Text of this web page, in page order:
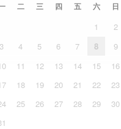
二 三 四 五 六 日
1
2
3
4 5 6 7 8
9
11 12 13 14 15
16
18 19 20 21 22
23
25 26 27 28 29
30